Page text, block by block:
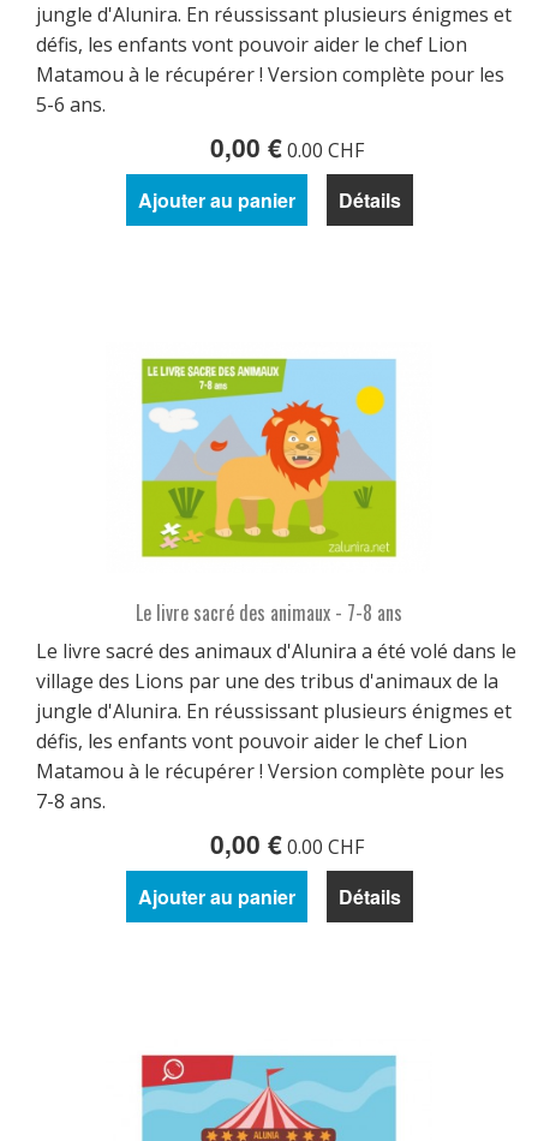
jungle d'Alunira. En réussissant plusieurs énigmes et
défis, les enfants vont pouvoir aider le chef Lion
Matamou à le récupérer ! Version complète pour les
5-6 ans.
0,00 €0.00 CHF
Ajouter au panier Détails
Le livre sacré des animaux - 7-8 ans
Le livre sacré des animaux d'Alunira a été volé dans le
village des Lions par une des tribus d'animaux de la
jungle d'Alunira. En réussissant plusieurs énigmes et
défis, les enfants vont pouvoir aider le chef Lion
Matamou à le récupérer ! Version complète pour les
7-8 ans.
0,00 €0.00 CHF
Ajouter au panier Détails